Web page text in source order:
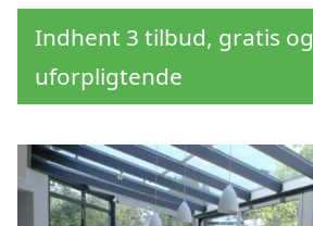
Indhent 3 tilbud, gratis og
uforpligtende